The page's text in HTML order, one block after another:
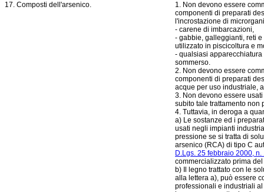
17. Composti dell'arsenico.
1. Non devono essere
componenti di preparati
l'incrostazione di
- carene di imbarcazioni,
- gabbie, galleggianti, reti
utilizzato in piscicoltura e
- qualsiasi
sommerso.
2. Non devono essere
componenti di preparati
acque per uso industriale,
3. Non devono essere
subito tale trattamento non
4. Tuttavia, in deroga a
a) Le sostanze ed i
usati negli impianti
pressione se si tratta di
arsenico (RCA) di tipo C
D.Lgs. 25 febbraio 2000, n.
commercializzato prima
b) Il legno trattato con le
alla lettera a), può essere
professionali e industriali